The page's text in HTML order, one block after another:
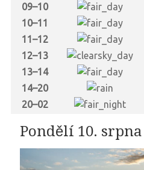
09–10
10–11
11–12
12–13
13–14
14–20
20–02
Pondělí 10. srpna